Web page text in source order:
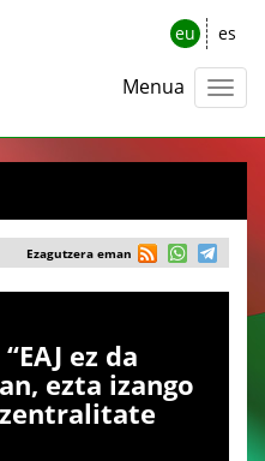
eu es
Menua
Ezagutzera eman
ez da
ezta izango